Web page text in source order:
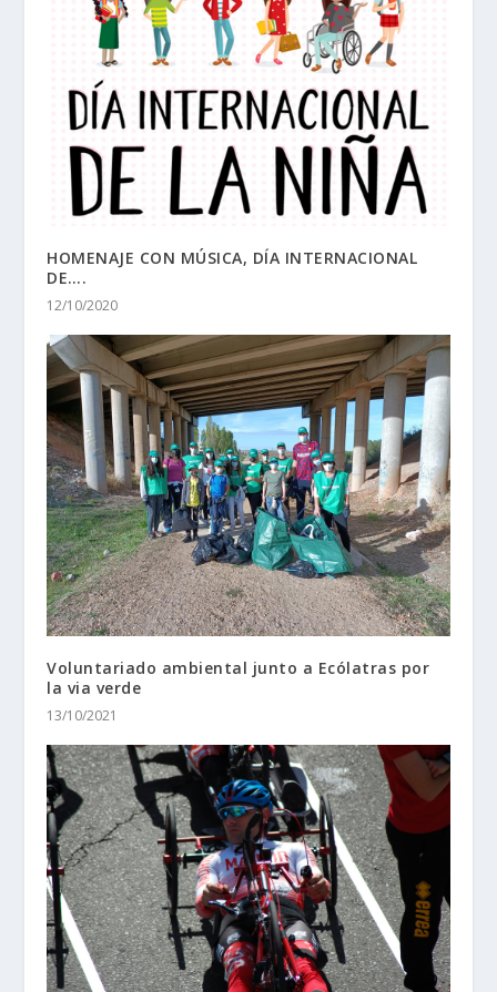
HOMENAJE CON MÚSICA, DÍA INTERNACIONAL
DE….
12/10/2020
Voluntariado ambiental junto a Ecólatras por
la via verde
13/10/2021